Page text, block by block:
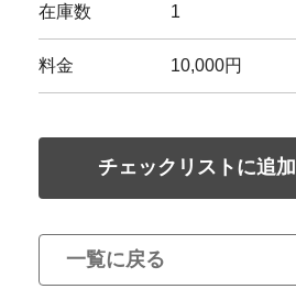
在庫数 1
料金 10,000円
チェックリストに追加
一覧に戻る